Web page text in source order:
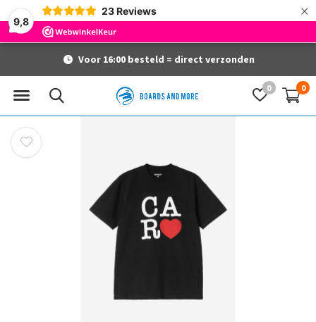
9,8
23 Reviews ×
0 0
Voor 16:00 besteld = direct verzonden